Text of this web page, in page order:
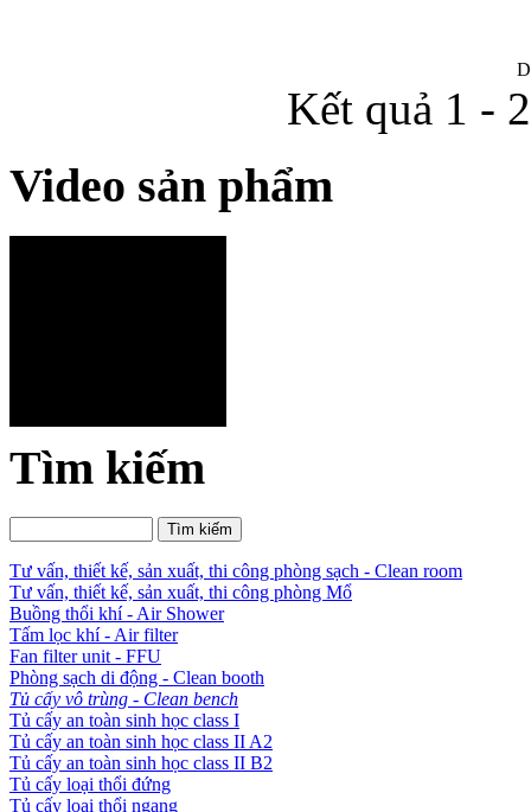
Kết quả 1 -
Video sản phẩm
Tìm kiếm
Tư vấn, thiết kế, sản xuất, thi công phòng sạch - Clean room
Tư vấn, thiết kế, sản xuất, thi công phòng Mổ
Buồng thổi khí - Air Shower
Tấm lọc khí - Air filter
Fan filter unit - FFU
Phòng sạch di động - Clean booth
Tủ cấy vô trùng - Clean bench
Tủ cấy an toàn sinh học class I
Tủ cấy an toàn sinh học class II A2
Tủ cấy an toàn sinh học class II B2
Tủ cấy loại thổi đứng
Tủ cấy loại thổi ngang